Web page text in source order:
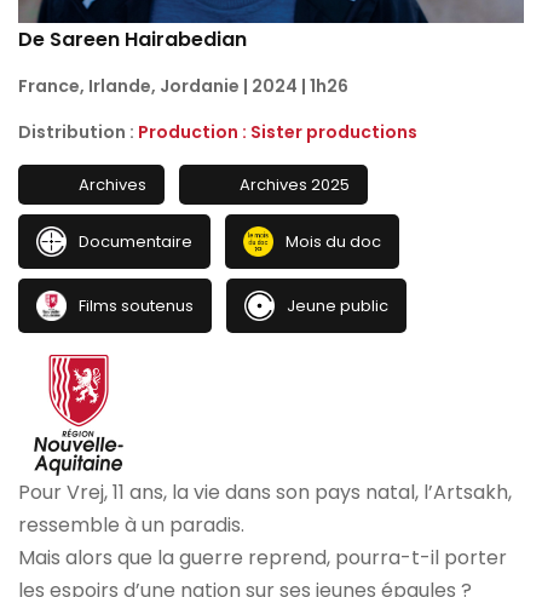
De Sareen Hairabedian
France, Irlande, Jordanie | 2024 | 1h26
Distribution : Production : Sister productions
Archives Archives 2025
Documentaire Mois du doc
Films soutenus Jeune public
Pour Vrej, 11 ans, la vie dans son pays natal, l’Artsakh,
ressemble à un paradis.
Mais alors que la guerre reprend, pourra-t-il porter
les espoirs d’une nation sur ses jeunes épaules ?